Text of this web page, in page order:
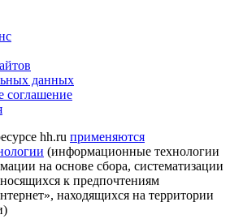
данных
соглашение
hh.ru применяются
(информационные технологии
на основе сбора, систематизации
к предпочтениям
находящихся на территории